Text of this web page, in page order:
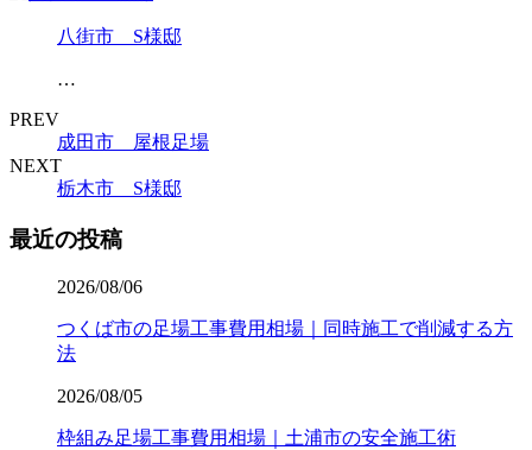
八街市 S様邸
…
PREV
成田市 屋根足場
NEXT
栃木市 S様邸
最近の投稿
2026/08/06
つくば市の足場工事費用相場｜同時施工で削減する方
法
2026/08/05
枠組み足場工事費用相場｜土浦市の安全施工術